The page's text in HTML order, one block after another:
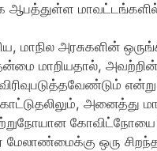
மாநில அரசுகளின்
மாறியதால்,
அனைத்து
கோவிட்நோயை
ஒரு சிறந்த